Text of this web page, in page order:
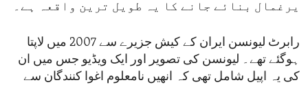
یرغمال بنائے جانے کا یہ طویل ترین واقعہ ہے۔
رابرٹ لیونسن ایران کے کیش جزیرے سے 2007 میں لاپتا
ہوگئے تھے۔ لیونسن کی تصویر اور ایک ویڈیو جس میں ان
کی یہ اپیل شامل تھی کہ انھیں نامعلوم اغوا کنندگان سے